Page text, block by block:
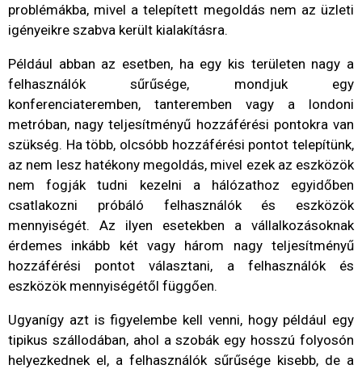
problémákba, mivel a telepített megoldás nem az üzleti
igényeikre szabva került kialakításra.
Például abban az esetben, ha egy kis területen nagy a
felhasználók sűrűsége, mondjuk egy
konferenciateremben, tanteremben vagy a londoni
metróban, nagy teljesítményű hozzáférési pontokra van
szükség. Ha több, olcsóbb hozzáférési pontot telepítünk,
az nem lesz hatékony megoldás, mivel ezek az eszközök
nem fogják tudni kezelni a hálózathoz egyidőben
csatlakozni próbáló felhasználók és eszközök
mennyiségét. Az ilyen esetekben a vállalkozásoknak
érdemes inkább két vagy három nagy teljesítményű
hozzáférési pontot választani, a felhasználók és
eszközök mennyiségétől függően.
Ugyanígy azt is figyelembe kell venni, hogy például egy
tipikus szállodában, ahol a szobák egy hosszú folyosón
helyezkednek el, a felhasználók sűrűsége kisebb, de a